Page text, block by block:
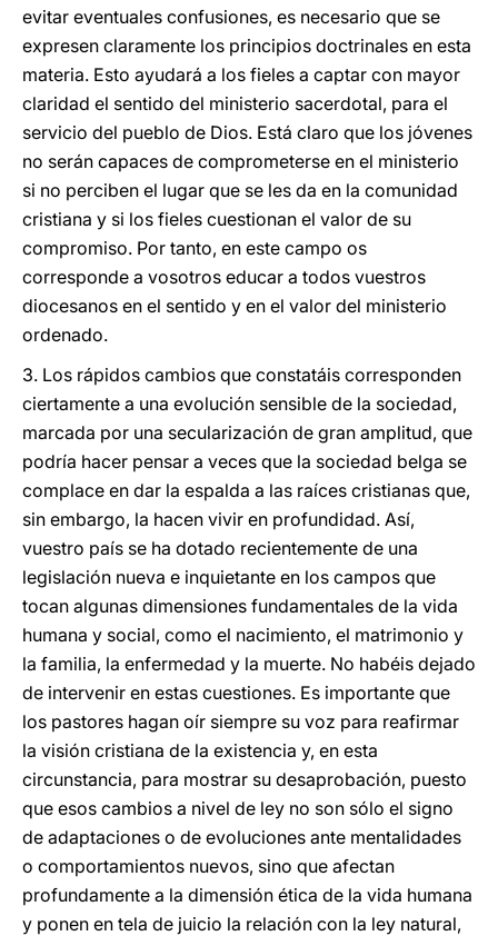
evitar eventuales confusiones, es necesario que se
expresen claramente los principios doctrinales en esta
materia. Esto ayudará a los fieles a captar con mayor
claridad el sentido del ministerio sacerdotal, para el
servicio del pueblo de Dios. Está claro que los jóvenes
no serán capaces de comprometerse en el ministerio
si no perciben el lugar que se les da en la comunidad
cristiana y si los fieles cuestionan el valor de su
compromiso. Por tanto, en este campo os
corresponde a vosotros educar a todos vuestros
diocesanos en el sentido y en el valor del ministerio
ordenado.
3. Los rápidos cambios que constatáis corresponden
ciertamente a una evolución sensible de la sociedad,
marcada por una secularización de gran amplitud, que
podría hacer pensar a veces que la sociedad belga se
complace en dar la espalda a las raíces cristianas que,
sin embargo, la hacen vivir en profundidad. Así,
vuestro país se ha dotado recientemente de una
legislación nueva e inquietante en los campos que
tocan algunas dimensiones fundamentales de la vida
humana y social, como el nacimiento, el matrimonio y
la familia, la enfermedad y la muerte. No habéis dejado
de intervenir en estas cuestiones. Es importante que
los pastores hagan oír siempre su voz para reafirmar
la visión cristiana de la existencia y, en esta
circunstancia, para mostrar su desaprobación, puesto
que esos cambios a nivel de ley no son sólo el signo
de adaptaciones o de evoluciones ante mentalidades
o comportamientos nuevos, sino que afectan
profundamente a la dimensión ética de la vida humana
y ponen en tela de juicio la relación con la ley natural,